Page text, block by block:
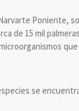
Poniente,
de 15 mil
se